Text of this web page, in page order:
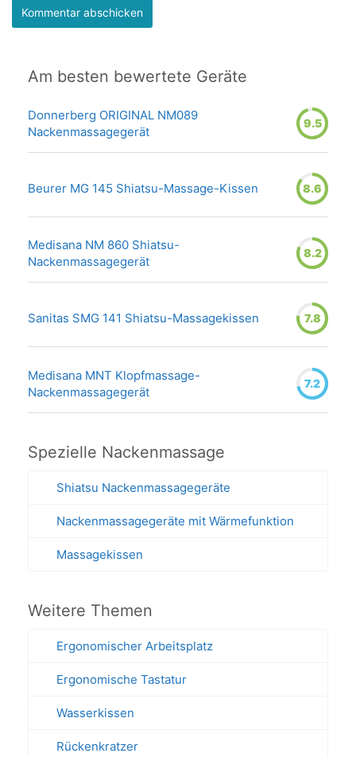
Am besten bewertete Geräte
Donnerberg ORIGINAL NM089
Nackenmassagegerät
9.5
Beurer MG 145 Shiatsu-Massage-Kissen 8.6
Medisana NM 860 Shiatsu-
Nackenmassagegerät
8.2
Sanitas SMG 141 Shiatsu-Massagekissen 7.8
Medisana MNT Klopfmassage-
Nackenmassagegerät
7.2
Spezielle Nackenmassage
Shiatsu Nackenmassagegeräte
Nackenmassagegeräte mit Wärmefunktion
Massagekissen
Weitere Themen
Ergonomischer Arbeitsplatz
Ergonomische Tastatur
Wasserkissen
Rückenkratzer